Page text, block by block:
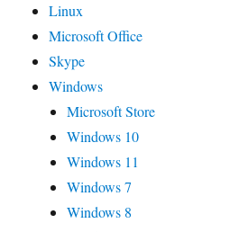
Linux
Microsoft Office
Skype
Windows
Microsoft Store
Windows 10
Windows 11
Windows 7
Windows 8